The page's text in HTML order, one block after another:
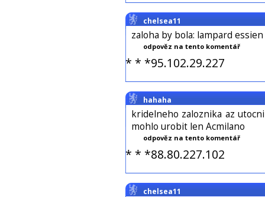
chelsea11
zaloha by bola: lampard
odpověz na tento komentář
* * *95.102.29.227
hahaha
kridelneho zaloznika az
mohlo urobit len Acmilano
odpověz na tento komentář
* * *88.80.227.102
chelsea11